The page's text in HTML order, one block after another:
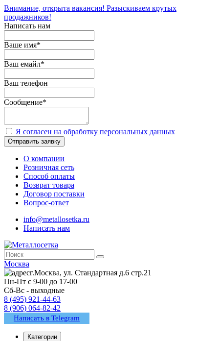
Внимание, открыта вакансия! Разыскиваем крутых
продажников!
Написать нам
Ваше имя*
Ваш емайл*
Ваш телефон
Сообщение*
Я согласен на обработку персональных данных
Отправить заявку
О компании
Розничная сеть
Способ оплаты
Возврат товара
Договор поставки
Вопрос-ответ
info@metallosetka.ru
Написать нам
Москва
г.Москва, ул. Стандартная д.6 стр.21
Пн-Пт с 9-00 до 17-00
Сб-Вс - выходные
8 (495) 921-44-63
8 (906) 064-82-42
Написать в Telegram
Категории